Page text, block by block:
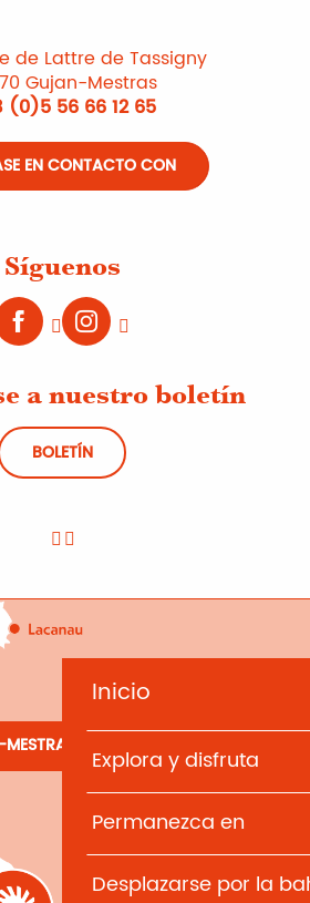
Inicio
Explora y disfruta
Permanezca en
Desplazarse por la
de Lattre de Tassigny
Gujan-Mestras
(0)5 56 66 12 65
EN CONTACTO CON
Síguenos
a nuestro boletín
BOLETÍN